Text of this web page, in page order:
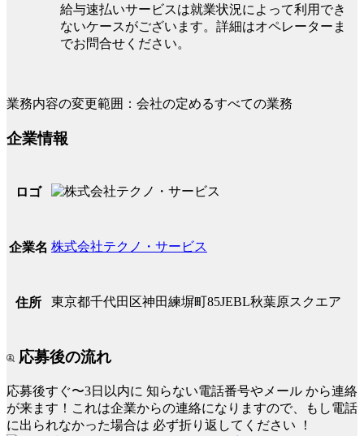
給与速払いサービスは就業状況によって利用でき
ないケースがございます。詳細はオペレーターま
でお問合せください。
業務内容の変更範囲：会社の定めるすべての業務
企業情報
ロゴ
企業名 株式会社テクノ・サービス
住所 東京都千代田区神田練塀町85JEBL秋葉原スクエア
応募後の流れ
応募後すぐ〜3日以内に 知らない電話番号やメール から連絡
が来ます！これは企業からの連絡になりますので、もし電話
に出られなかった場合は 必ず折り返してください ！